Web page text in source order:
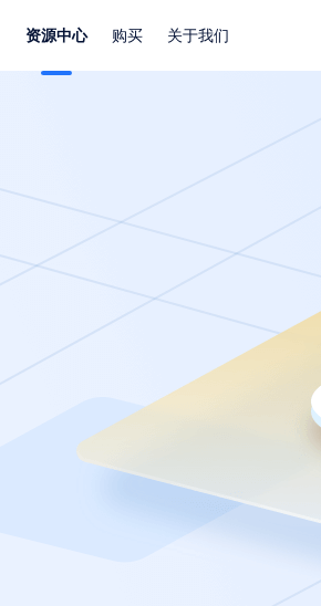
资源中心 购买 关于我们